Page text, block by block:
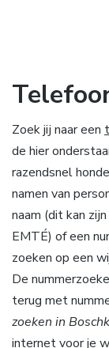
Zoek jij naar een
de hier
razendsnel
namen van
naam (dit kan
EMTÉ) of een
zoeken op een
De
terug met
zoeken in
internet voor je